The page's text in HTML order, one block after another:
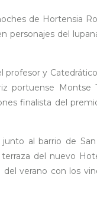
de Hortensia
personajes del
y
portuense Montse
finalista del
al barrio de
del nuevo
verano con los